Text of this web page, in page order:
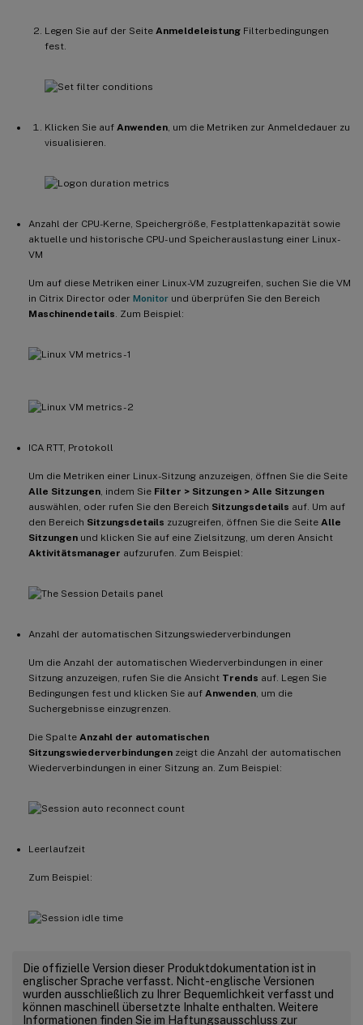
Legen Sie auf der Seite Anmeldeleistung Filterbedingungen
fest.
Klicken Sie auf Anwenden , um die Metriken zur Anmeldedauer zu
visualisieren.
Anzahl der CPU-Kerne, Speichergröße, Festplattenkapazität sowie
aktuelle und historische CPU- und Speicherauslastung einer Linux-
VM
Um auf diese Metriken einer Linux-VM zuzugreifen, suchen Sie die VM
in Citrix Director oder Monitor und überprüfen Sie den Bereich
Maschinendetails . Zum Beispiel:
ICA RTT, Protokoll
Um die Metriken einer Linux-Sitzung anzuzeigen, öffnen Sie die Seite
Alle Sitzungen , indem Sie Filter > Sitzungen > Alle Sitzungen
auswählen, oder rufen Sie den Bereich Sitzungsdetails auf. Um auf
den Bereich Sitzungsdetails zuzugreifen, öffnen Sie die Seite Alle
Sitzungen und klicken Sie auf eine Zielsitzung, um deren Ansicht
Aktivitätsmanager aufzurufen. Zum Beispiel:
Anzahl der automatischen Sitzungswiederverbindungen
Um die Anzahl der automatischen Wiederverbindungen in einer
Sitzung anzuzeigen, rufen Sie die Ansicht Trends auf. Legen Sie
Bedingungen fest und klicken Sie auf Anwenden , um die
Suchergebnisse einzugrenzen.
Die Spalte Anzahl der automatischen
Sitzungswiederverbindungen zeigt die Anzahl der automatischen
Wiederverbindungen in einer Sitzung an. Zum Beispiel:
Leerlaufzeit
Zum Beispiel:
Die offizielle Version dieser Produktdokumentation ist in
englischer Sprache verfasst. Nicht-englische Versionen
wurden ausschließlich zu Ihrer Bequemlichkeit verfasst und
können maschinell übersetzte Inhalte enthalten. Weitere
Informationen finden Sie im Haftungsausschluss zur